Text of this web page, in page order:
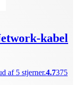
kabel
af 5 stjerner.4.7375